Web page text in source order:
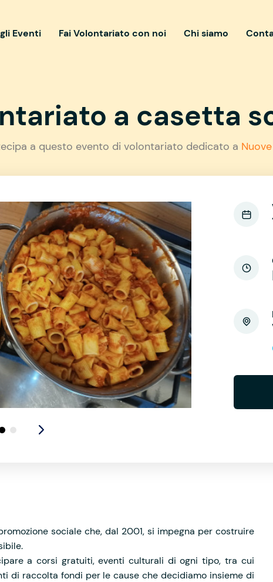
Eventi Fai Volontariato con noi Chi siamo
a casetta
a questo evento di volontariato dedicato a
sociale che, dal 2001, si impegna per costruire
a corsi gratuiti, eventi culturali di ogni tipo, tra cui
di raccolta fondi per le cause che decidiamo insieme di